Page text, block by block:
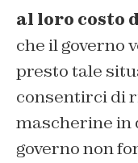
al loro costo
che il governo
presto tale
consentirci di
mascherine in
governo non